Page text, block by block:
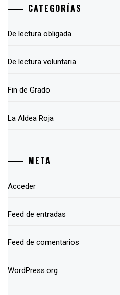
CATEGORÍAS
De lectura obligada
De lectura voluntaria
Fin de Grado
La Aldea Roja
META
Acceder
Feed de entradas
Feed de comentarios
WordPress.org